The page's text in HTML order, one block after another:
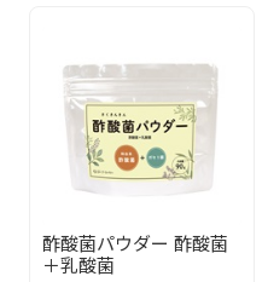
酢酸菌パウダー 酢酸菌
＋乳酸菌